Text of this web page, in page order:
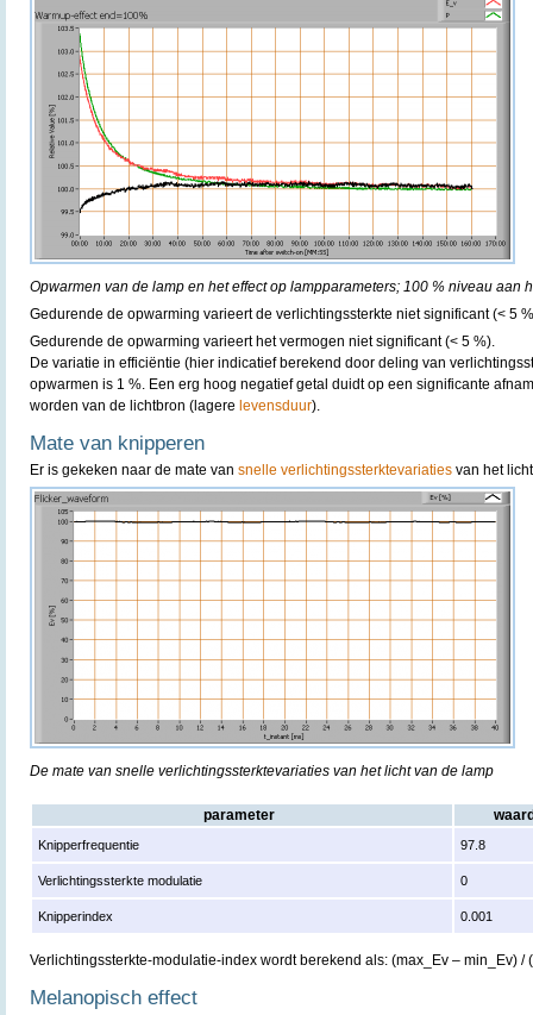
Opwarmen van de lamp en het effect op lampparameters; 100 % niveau aan
Gedurende de opwarming varieert de verlichtingssterkte niet significant (< 5
Gedurende de opwarming varieert het vermogen niet significant (< 5 %).
De variatie in efficiëntie (hier indicatief berekend door deling van
opwarmen is 1 %. Een erg hoog negatief getal duidt op een significante
worden van de lichtbron (lagere levensduur).
Mate van knipperen
Er is gekeken naar de mate van snelle verlichtingssterktevariaties van het
De mate van snelle verlichtingssterktevariaties van het licht van de lamp
parameter
Knipperfrequentie 97.8
Verlichtingssterkte modulatie 0
Knipperindex 0.001
Verlichtingssterkte-modulatie-index wordt berekend als: (max_Ev – min_Ev) /
Melanopisch effect